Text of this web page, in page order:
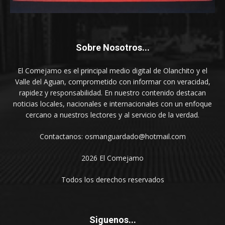
Sobre Nosotros...
El Comejamo es el principal medio digital de Olanchito y el
Valle del Aguan, comprometido con informar con veracidad,
rapidez y responsabilidad. En nuestro contenido destacan
noticias locales, nacionales e internacionales con un enfoque
cercano a nuestros lectores y al servicio de la verdad.
Contactanos: osmanguardado@hotmail.com
2026 El Comejamo
Todos los derechos reservados
Siguenos...